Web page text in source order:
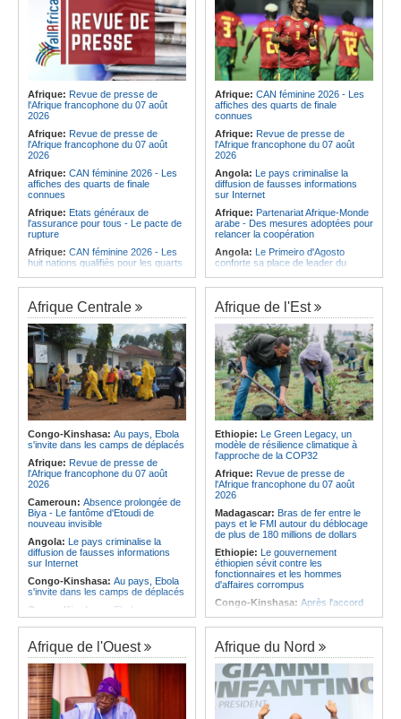
Afrique: Revue de presse de
l'Afrique francophone du 07 août
2026
Afrique: Revue de presse de
l'Afrique francophone du 07 août
2026
Afrique: CAN féminine 2026 - Les
affiches des quarts de finale
connues
Afrique: Etats généraux de
l'assurance pour tous - Le pacte de
rupture
Afrique: CAN féminine 2026 - Les
huit nations qualifiés pour les quarts
Afrique:Comment mieux élever
ses enfants ? Voici les résultats d'un
projet testé dans huit pays africains
Afrique:La LSF salue le lancement
du premier ETF obligataire
souverain africain (USD) disponible
en Europe
Afrique:Promesse de la finale de la
Coupe du Monde 2030 au Maroc -
Infantino marquera-t-il le but de son
maintien ?
Afrique:Partenariat Afrique-Monde
arabe - Des mesures adoptées pour
relancer la coopération
Afrique:Enjeux sur l'eau potable en
Afrique - Le Prof Jacques Djoli
Afrique: CAN féminine 2026 - Les
affiches des quarts de finale
connues
Afrique: Revue de presse de
l'Afrique francophone du 07 août
2026
Angola: Le pays criminalise la
diffusion de fausses informations
sur Internet
Afrique: Partenariat Afrique-Monde
arabe - Des mesures adoptées pour
relancer la coopération
Angola: Le Primeiro d'Agosto
conforte sa place de leader du
Angola:Le ministre des
Ressources minérales reconnaît
une pénurie de carburants au pays
Angola:Boxe - Elder Liduema se
qualifie pour les quarts de finale
Angola: Handball - Le pays s'incline
face à la Guinée dans les matches
de classement
Angola:Football - L'Interclube
corrige le Kabuscorp en match de
préparation
Angola:Des experts prélèvent des
échantillons pour identifier les
victimes de l'accident de Cuanza-
Sul
Afrique Centrale
Congo-Kinshasa: Au pays, Ebola
s'invite dans les camps de déplacés
Afrique: Revue de presse de
l'Afrique francophone du 07 août
2026
Cameroun: Absence prolongée de
Biya - Le fantôme d'Etoudi de
nouveau invisible
Angola: Le pays criminalise la
diffusion de fausses informations
sur Internet
Congo-Kinshasa: Au pays, Ebola
s'invite dans les camps de déplacés
Congo-Kinshasa: Ebola au pays -
Africa CDC mise sur les
communautés
Afrique Centrale:L'explosion de la
demande de viande de brousse
extermine la faune sauvage
Congo-Kinshasa:Après l'accord
avec une branche des FDLR, les
zones d'ombre persistent
Afrique de l'Est
Ethiopie: Le Green Legacy, un
modèle de résilience climatique à
l'approche de la COP32
Afrique: Revue de presse de
l'Afrique francophone du 07 août
2026
Madagascar: Bras de fer entre le
pays et le FMI autour du déblocage
de plus de 180 millions de dollars
Ethiopie: Le gouvernement
éthiopien sévit contre les
fonctionnaires et les hommes
d'affaires corrompus
Congo-Kinshasa: Après l'accord
Sud-Soudan: Le pays à la croisée
des chemins, alerte l'ONU
Rwanda: Rome et Kigali discutent
d'une possible externalisation au
pays des procédures d'asile à
destination de l'Italie
Afrique de l'Ouest Afrique du Nord